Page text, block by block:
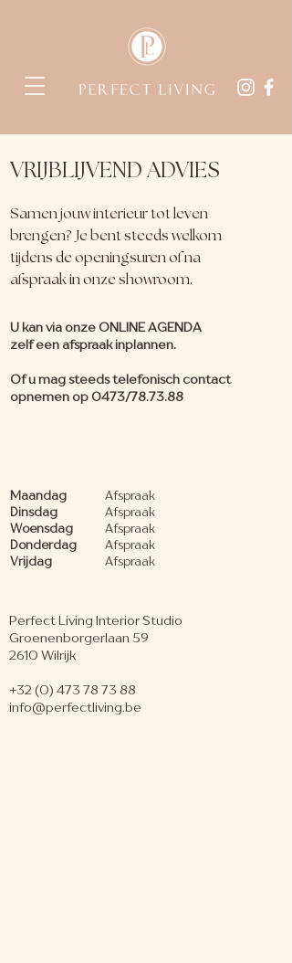
VRIJBLIJVEND ADVIES
Samen jouw interieur tot leven
brengen? Je bent steeds welkom
tijdens de openingsuren of na
afspraak in onze showroom.
U kan via onze ONLINE AGENDA
zelf een afspraak inplannen.
Of u mag steeds telefonisch contact
opnemen op 0473/78.73.88
Maandag
Dinsdag
Woensdag
Donderdag
Vrijdag
Afspraak
Afspraak
Afspraak
Afspraak
Afspraak
Perfect Living Interior Studio
Groenenborgerlaan 59
2610 Wilrijk
+32 (0) 473 78 73 88
info@perfectliving.be